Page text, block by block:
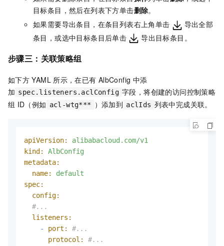
目标条目，然后在列表下方单击删除。
如果需要导出条目，在条目列表右上角单击
导出全部
条目，或选中目标条目后单击
导出目标条目。
步骤三：关联策略组
如下方 YAML 所示，在已有 AlbConfig 中添
加 spec.listeners.aclConfig 字段，将创建的访问控制策略
组 ID（例如 acl-wtg*** ）添加到 aclIds 列表中完成关联。
apiVersion:
alibabacloud.com/v1
kind:
AlbConfig
metadata:
name:
default
spec:
config:
#...
listeners:
-
port:
#...
protocol:
#...